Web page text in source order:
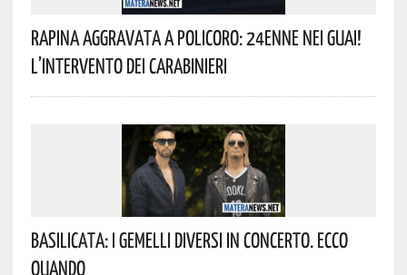
Rapina Aggravata A Policoro: 24enne Nei Guai!
L’intervento Dei Carabinieri
Basilicata: I Gemelli DiVersi In Concerto. Ecco
Quando